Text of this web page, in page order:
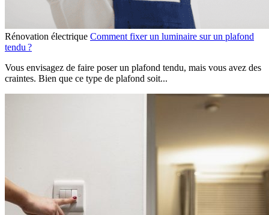
Rénovation électrique Comment fixer un luminaire sur un plafond
tendu ?
Vous envisagez de faire poser un plafond tendu, mais vous avez des
craintes. Bien que ce type de plafond soit...